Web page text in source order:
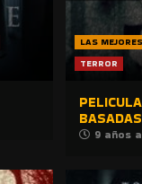
LAS
TERROR
9 años